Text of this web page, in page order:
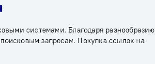
системами. Благодаря разнообразию
запросам. Покупка ссылок на